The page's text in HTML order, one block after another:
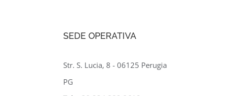
SEDE OPERATIVA
Str. S. Lucia, 8 - 06125 Perugia
PG